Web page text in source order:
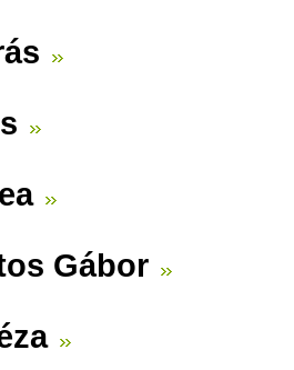
Gábor